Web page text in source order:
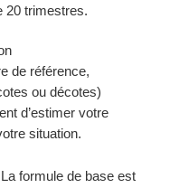
20 trimestres.
de référence,
ou décotes)
d’estimer votre
situation.
formule de base est